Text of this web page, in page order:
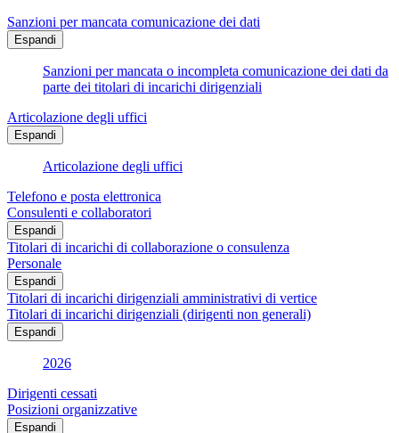
Sanzioni per mancata comunicazione dei dati
Espandi
Sanzioni per mancata o incompleta comunicazione dei dati da
parte dei titolari di incarichi dirigenziali
Articolazione degli uffici
Espandi
Articolazione degli uffici
Telefono e posta elettronica
Consulenti e collaboratori
Espandi
Titolari di incarichi di collaborazione o consulenza
Personale
Espandi
Titolari di incarichi dirigenziali amministrativi di vertice
Titolari di incarichi dirigenziali (dirigenti non generali)
Espandi
2026
Dirigenti cessati
Posizioni organizzative
Espandi